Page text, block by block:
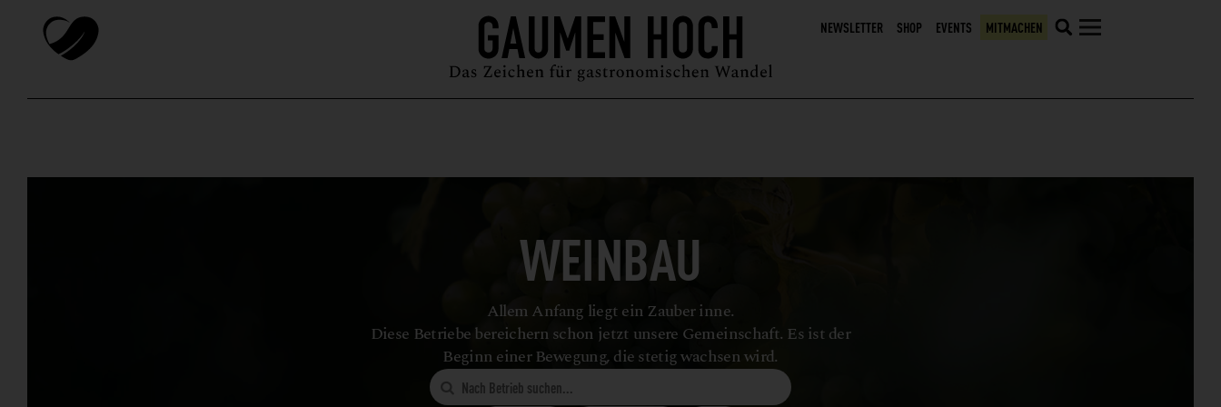
NEWSLETTER SHOP EVENTS MITMACHEN
MAGAZIN GUIDE PODCAST ÜBER UNS SYMPOSIUM
WEINBAU
Allem Anfang liegt ein Zauber inne.
Diese Betriebe bereichern schon jetzt unsere Gemeinschaft. Es ist der
Beginn einer Bewegung, die stetig wachsen wird.
